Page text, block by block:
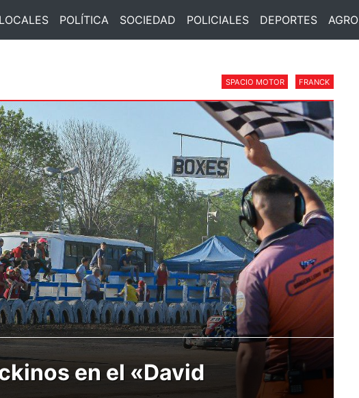
LOCALES POLÍTICA SOCIEDAD POLICIALES DEPORTES AGRO
SPACIO MOTOR FRANCK
en el «David